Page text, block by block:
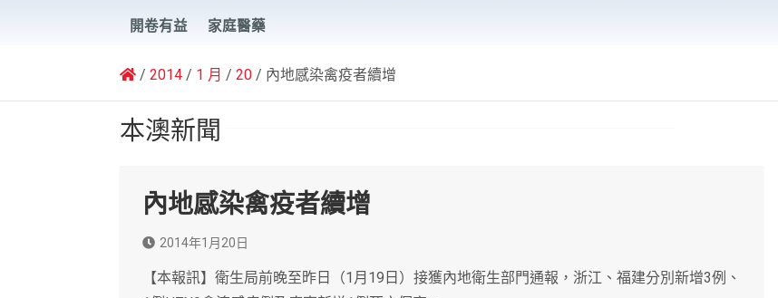
開卷有益 家庭醫藥
2014 1 月 20 內地感染禽疫者續增
本澳新聞
內地感染禽疫者續增
2014年1月20日
【本報訊】衛生局前晚至昨日（1月19日）接獲內地衛生部門通報，浙江、福建分別新增3例、